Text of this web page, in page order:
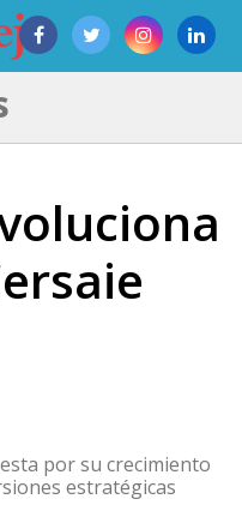
por su crecimiento
estratégicas